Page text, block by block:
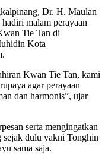
Dr. H. Maulan
malam perayaan
Tie Tan di
Kota
Kwan Tie Tan, kami
agar perayaan
dan harmonis”, ujar
serta mengingatkan
sejak dulu yakni Tonghin
sama saja.